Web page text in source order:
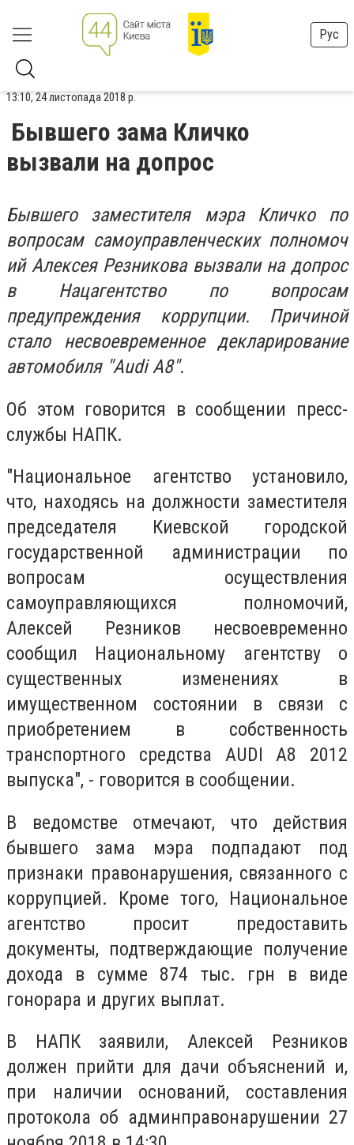
Рус
13:10, 24 листопада 2018 р.
Бывшего зама Кличко
вызвали на допрос
Бывшего заместителя мэра Кличко по
вопросам самоуправленческих полномоч
ий Алексея Резникова вызвали на допрос
в Нацагентство по вопросам
предупреждения коррупции. Причиной
стало несвоевременное декларирование
автомобиля "Audi A8".
Об этом говорится в сообщении пресс-
службы НАПК.
"Национальное агентство установило,
что, находясь на должности заместителя
председателя Киевской городской
государственной администрации по
вопросам осуществления
самоуправляющихся полномочий,
Алексей Резников несвоевременно
сообщил Национальному агентству о
существенных изменениях в
имущественном состоянии в связи с
приобретением в собственность
транспортного средства AUDI A8 2012
выпуска", - говорится в сообщении.
В ведомстве отмечают, что действия
бывшего зама мэра подпадают под
признаки правонарушения, связанного с
коррупцией. Кроме того, Национальное
агентство просит предоставить
документы, подтверждающие получение
дохода в сумме 874 тыс. грн в виде
гонорара и других выплат.
В НАПК заявили, Алексей Резников
должен прийти для дачи объяснений и,
при наличии оснований, составления
протокола об админправонарушении 27